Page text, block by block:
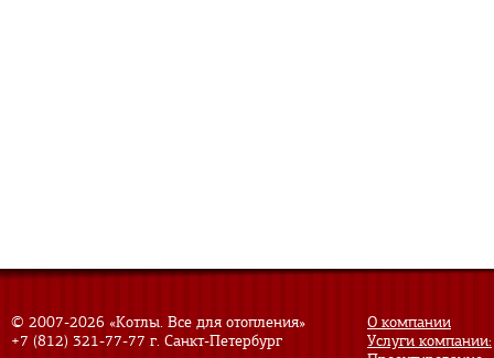
© 2007-2026 «Котлы. Все для отопления»
+7 (812) 321-77-77 г. Санкт-Петербург
О компании
Услуги компании: